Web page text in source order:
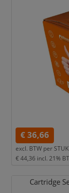
€ 36,66
excl. BTW per STUK
€ 44,36 incl. 21%
Cartridge